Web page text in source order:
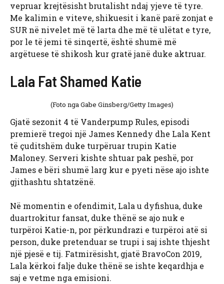
vepruar krejtësisht brutalisht ndaj yjeve të tyre.
Me kalimin e viteve, shikuesit i kanë parë zonjat e
SUR në nivelet më të larta dhe më të ulëtat e tyre,
por le të jemi të sinqertë, është shumë më
argëtuese të shikosh kur gratë janë duke aktruar.
Lala Fat Shamed Katie
(Foto nga Gabe Ginsberg/Getty Images)
Gjatë sezonit 4 të Vanderpump Rules, episodi
premierë tregoi një James Kennedy dhe Lala Kent
të çuditshëm duke turpëruar trupin Katie
Maloney. Serveri kishte shtuar pak peshë, por
James e bëri shumë larg kur e pyeti nëse ajo ishte
gjithashtu shtatzënë.
Në momentin e ofendimit, Lala u dyfishua, duke
duartrokitur fansat, duke thënë se ajo nuk e
turpëroi Katie-n, por përkundrazi e turpëroi atë si
person, duke pretenduar se trupi i saj ishte thjesht
një pjesë e tij. Fatmirësisht, gjatë BravoCon 2019,
Lala kërkoi falje duke thënë se ishte keqardhja e
saj e vetme nga emisioni.